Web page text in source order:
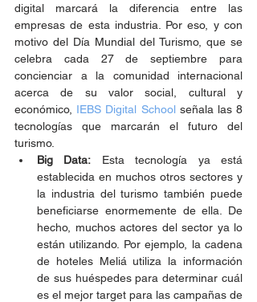
digital marcará la diferencia entre las
empresas de esta industria. Por eso, y con
motivo del Día Mundial del Turismo, que se
celebra cada 27 de septiembre para
concienciar a la comunidad internacional
acerca de su valor social, cultural y
económico, IEBS Digital School señala las 8
tecnologías que marcarán el futuro del
turismo.
Big Data: Esta tecnología ya está
establecida en muchos otros sectores y
la industria del turismo también puede
beneficiarse enormemente de ella. De
hecho, muchos actores del sector ya lo
están utilizando. Por ejemplo, la cadena
de hoteles Meliá utiliza la información
de sus huéspedes para determinar cuál
es el mejor target para las campañas de